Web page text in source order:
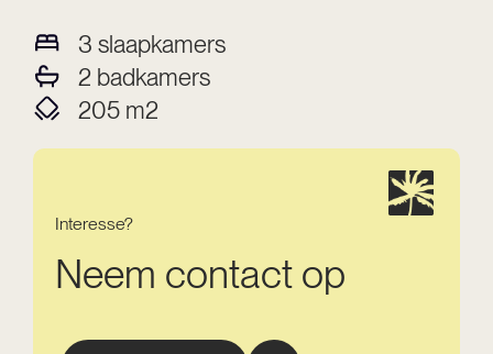
3 slaapkamers
2 badkamers
205 m2
Interesse?
Neem contact op